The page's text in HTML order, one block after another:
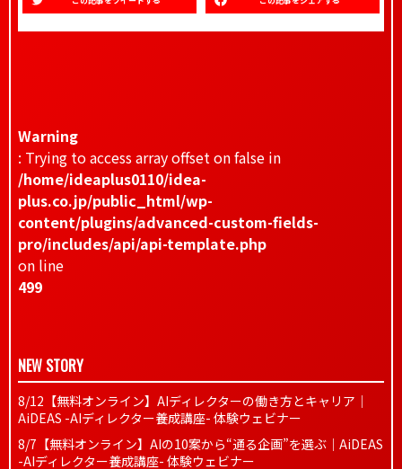
Warning
: Trying to access array offset on false in
/home/ideaplus0110/idea-
plus.co.jp/public_html/wp-
content/plugins/advanced-custom-fields-
pro/includes/api/api-template.php
on line
499
NEW STORY
8/12【無料オンライン】AIディレクターの働き方とキャリア｜
AiDEAS -AIディレクター養成講座- 体験ウェビナー
8/7【無料オンライン】AIの10案から“通る企画”を選ぶ｜AiDEAS
-AIディレクター養成講座- 体験ウェビナー